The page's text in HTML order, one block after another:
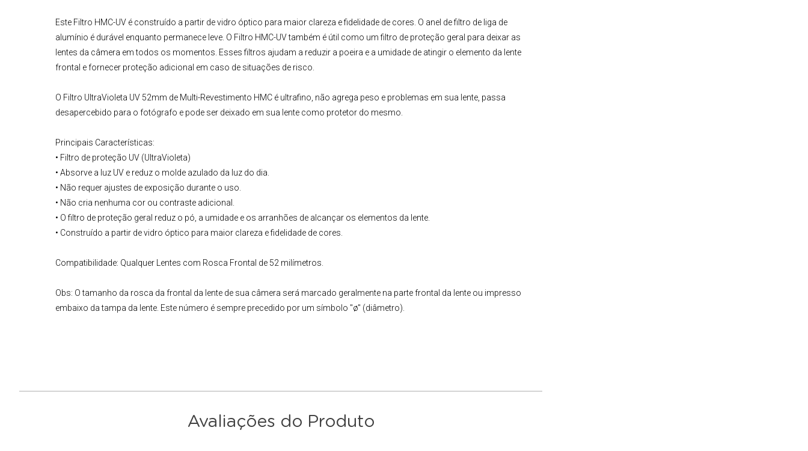
Este Filtro HMC-UV é construído a partir de vidro óptico para maior clareza e fidelidade de cores. O anel de filtro de liga de
alumínio é durável enquanto permanece leve. O Filtro HMC-UVtambém é útil como um filtro de proteção geral para deixar as
lentes da câmera em todos os momentos. Esses filtros ajudam a reduzir a poeira e a umidade de atingir o elemento da lente
frontal e fornecer proteção adicional em caso de situações de risco.
O Filtro UltraVioleta UV 52mm de Multi-Revestimento HMC é ultrafino, não agrega peso e problemas em sua lente, passa
desapercebido para o fotógrafo e pode ser deixado em sua lente como protetor do mesmo.
Principais Características:
• Filtro de proteção UV (UltraVioleta)
• Absorve a luz UV e reduz o molde azulado da luz do dia.
• Não requer ajustes de exposição durante o uso.
• Não cria nenhuma cor ou contraste adicional.
• O filtro de proteção geral reduz o pó, a umidade e os arranhões de alcançar os elementos da lente.
• Construído a partir de vidro óptico para maior clareza e fidelidade de cores.
Compatibilidade: Qualquer Lentes com Rosca Frontal de 52 milímetros.
Obs: O tamanho da rosca da frontal da lente de sua câmera será marcado geralmente na parte frontal da lente ou impresso
embaixo da tampa da lente. Este número é sempre precedido por um símbolo "ø" (diâmetro).
Avaliações do Produto